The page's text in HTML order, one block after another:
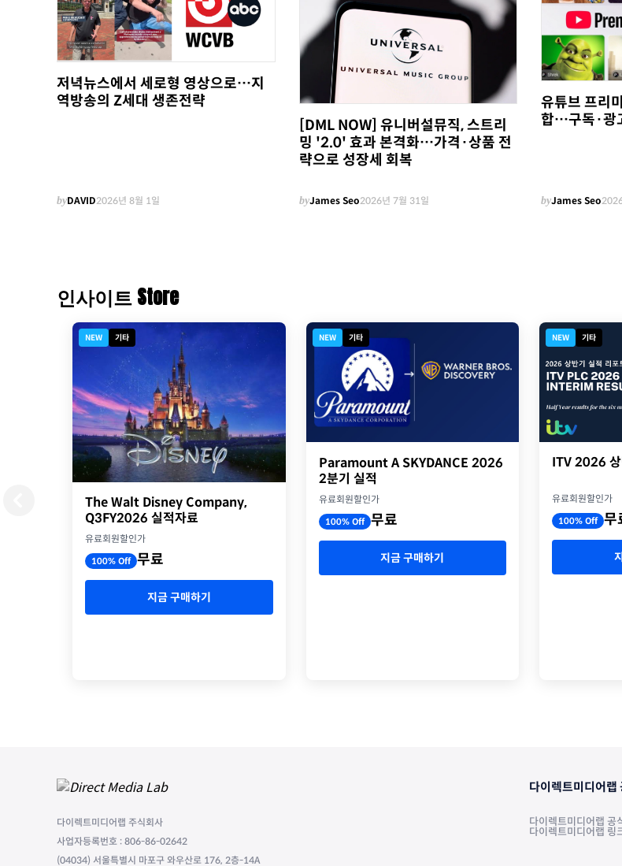
저녁뉴스에서 세로형 영상으로…지
역방송의 Z세대 생존전략
byDAVID2026년 8월 1일
[DML NOW] 유니버설뮤직, 스트리
밍 '2.0' 효과 본격화…가격·상품 전
략으로 성장세 회복
byJames Seo2026년 7월 31일
유튜브 프리
합…구독·광
byJames Seo
인사이트 Store
NEW 기타
The Walt Disney Company,
Q3FY2026 실적자료
유료회원할인가
100% Off 무료
지금 구매하기
NEW 기타
Paramount A SKYDANCE 2026
2분기 실적
유료회원할인가
100% Off 무료
지금 구매하기
NEW 기타
ITV 2026 상
유료회원할인가
100% Off 무
다이렉트미디어랩 주식회사
사업자등록번호 : 806-86-02642
(04034) 서울특별시 마포구 와우산로 176, 2층-14A
다이렉트미디어랩
다이렉트미디어랩
다이렉트미디어랩